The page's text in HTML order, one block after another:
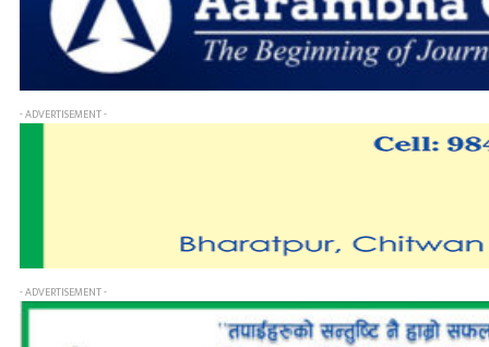
- ADVERTISEMENT -
- ADVERTISEMENT -